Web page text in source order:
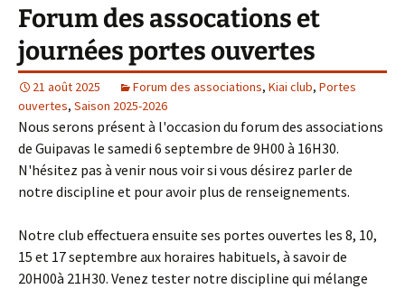
Forum des assocations et
journées portes ouvertes
21 août 2025 Forum des associations, Kiai club, Portes
ouvertes, Saison 2025-2026
Nous serons présent à l'occasion du forum des associations
de Guipavas le samedi 6 septembre de 9H00 à 16H30.
N'hésitez pas à venir nous voir si vous désirez parler de
notre discipline et pour avoir plus de renseignements.
Notre club effectuera ensuite ses portes ouvertes les 8, 10,
15 et 17 septembre aux horaires habituels, à savoir de
20H00à 21H30. Venez tester notre discipline qui mélange